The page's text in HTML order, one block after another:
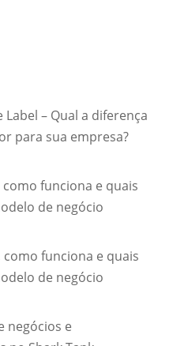
– Qual a diferença
para sua empresa?
funciona e quais
de negócio
como funciona e quais
de negócio
negócios e